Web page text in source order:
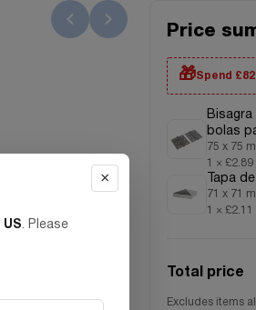
Price
🎁Spend
bolas
75 x 75
1 × £2.89
Tapa
71 x 71
1 × £2.11
Total price
Excludes items
×
US . Please